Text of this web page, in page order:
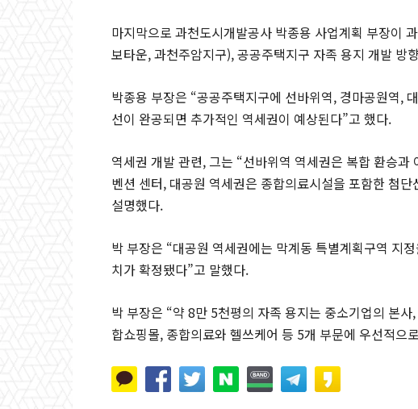
마지막으로 과천도시개발공사 박종용 사업계획 부장이
보타운, 과천주암지구), 공공주택지구 자족 용지 개발 방
박종용 부장은 “공공주택지구에 선바위역, 경마공원역,
선이 완공되면 추가적인 역세권이 예상된다”고 했다.
역세권 개발 관련, 그는 “선바위역 역세권은 복합 환승과
벤션 센터, 대공원 역세권은 종합의료시설을 포함한 첨
설명했다.
박 부장은 “대공원 역세권에는 막계동 특별계획구역 지
치가 확정됐다”고 말했다.
박 부장은 “약 8만 5천평의 자족 용지는 중소기업의 본
합쇼핑몰, 종합의료와 헬쓰케어 등 5개 부문에 우선적으